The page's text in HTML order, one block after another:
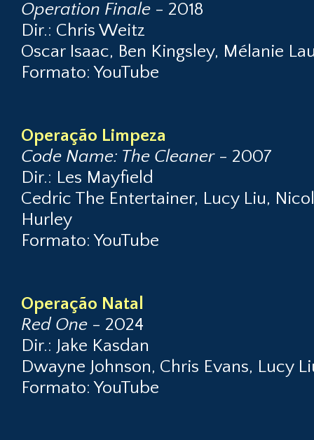
Operation Finale - 2018
Dir.: Chris Weitz
Oscar Isaac, Ben Kingsley, Mélanie
Formato: YouTube
Operação Limpeza
Code Name: The Cleaner- 2007
Dir.: Les Mayfield
Cedric The Entertainer, Lucy Liu,
Hurley
Formato: YouTube
Operação Natal
Red One - 2024
Dir.: Jake Kasdan
Dwayne Johnson, Chris Evans, Lucy
Formato: YouTube